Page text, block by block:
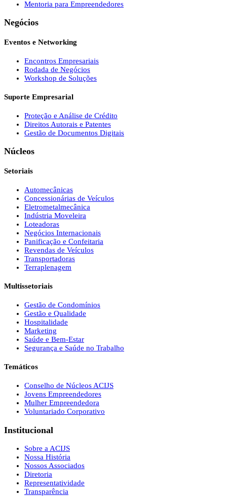
Mentoria para Empreendedores
Negócios
Eventos e Networking
Encontros Empresariais
Rodada de Negócios
Workshop de Soluções
Suporte Empresarial
Proteção e Análise de Crédito
Direitos Autorais e Patentes
Gestão de Documentos Digitais
Núcleos
Setoriais
Automecânicas
Concessionárias de Veículos
Eletrometalmecânica
Indústria Moveleira
Loteadoras
Negócios Internacionais
Panificação e Confeitaria
Revendas de Veículos
Transportadoras
Terraplenagem
Multissetoriais
Gestão de Condomínios
Gestão e Qualidade
Hospitalidade
Marketing
Saúde e Bem-Estar
Segurança e Saúde no Trabalho
Temáticos
Conselho de Núcleos ACIJS
Jovens Empreendedores
Mulher Empreendedora
Voluntariado Corporativo
Institucional
Sobre a ACIJS
Nossa História
Nossos Associados
Diretoria
Representatividade
Transparência